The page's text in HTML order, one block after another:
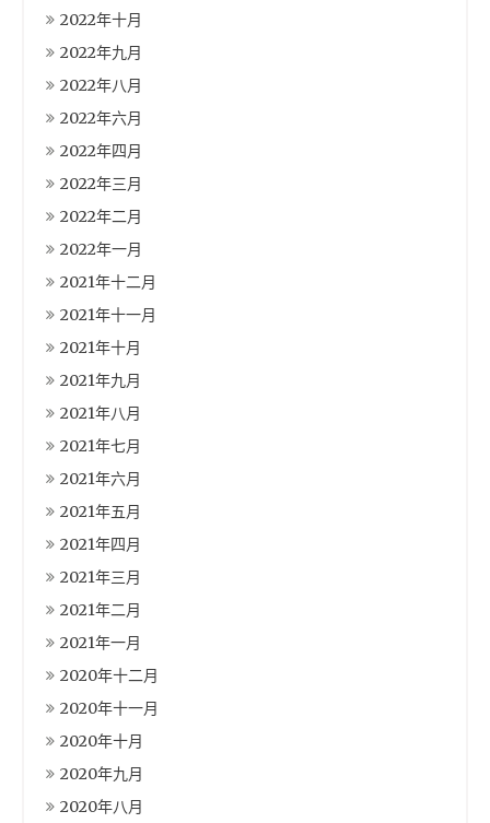
2022年十月
2022年九月
2022年八月
2022年六月
2022年四月
2022年三月
2022年二月
2022年一月
2021年十二月
2021年十一月
2021年十月
2021年九月
2021年八月
2021年七月
2021年六月
2021年五月
2021年四月
2021年三月
2021年二月
2021年一月
2020年十二月
2020年十一月
2020年十月
2020年九月
2020年八月